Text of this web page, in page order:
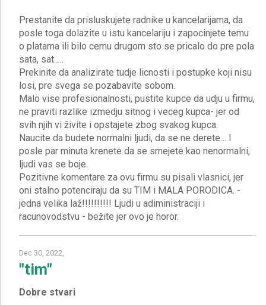
Prestanite da prisluskujete radnike u kancelarijama, da
posle toga dolazite u istu kancelariju i zapocinjete temu
o platama ili bilo cemu drugom sto se pricalo do pre pola
sata, sat…..
Prekinite da analizirate tudje licnosti i postupke koji nisu
losi, pre svega se pozabavite sobom.
Malo vise profesionalnosti, pustite kupce da udju u firmu,
ne praviti razlike izmedju sitnog i veceg kupca- jer od
svih njih vi živite i opstajete zbog svakog kupca.
Naucite da budete normalni ljudi, da se ne derete… I
posle par minuta krenete da se smejete kao nenormalni,
ljudi vas se boje.
Pozitivne komentare za ovu firmu su pisali vlasnici, jer
oni stalno potenciraju da su TIM i MALA PORODICA. -
jedna velika laž!!!!!!!!!! Ljudi u adiministraciji i
Dec 30, 2022,
"tim"
Dobre stvari